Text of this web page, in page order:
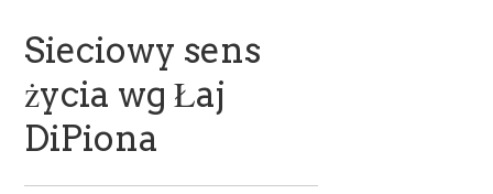
Sieciowy sens
życia wg Łaj
DiPiona